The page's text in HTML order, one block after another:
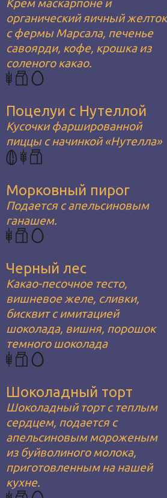
Крем маскарпоне и
органический яичный желток
с фермы Марсала, печенье
савоярди, кофе, крошка из
соленого какао.
Поцелуи с Нутеллой
Кусочки фаршированной
пиццы с начинкой «Нутелла»
Морковный пирог
Подается с апельсиновым
ганашем.
Черный лес
Какао-песочное тесто,
вишневое желе, сливки,
бисквит с имитацией
шоколада, вишня, порошок
темного шоколада
Шоколадный торт
Шоколадный торт с теплым
сердцем, подается с
апельсиновым мороженым
из буйволиного молока,
приготовленным на нашей
кухне.